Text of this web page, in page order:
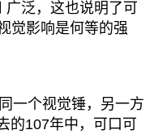
泛，这也说明了可
觉影响是何等的强
一个视觉锤，另一方
的107年中，可口可